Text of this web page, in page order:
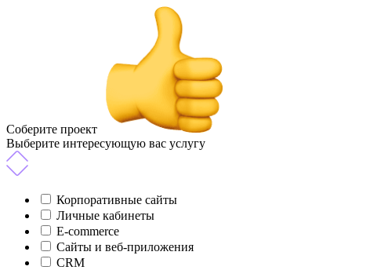
Соберите проект
Выберите интересующую вас услугу
Корпоративные сайты
Личные кабинеты
E-commerce
Сайты и веб-приложения
CRM